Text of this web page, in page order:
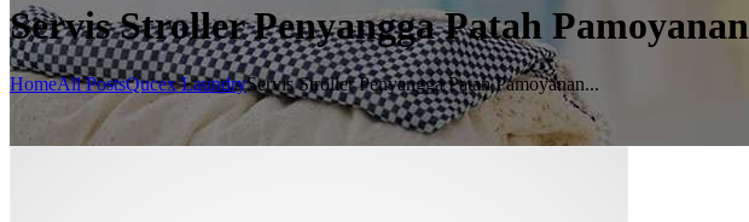
Servis Stroller Penyangga Patah
HomeAll PostsQucex LaundryServis Stroller Penyangga Patah Pamoyanan...